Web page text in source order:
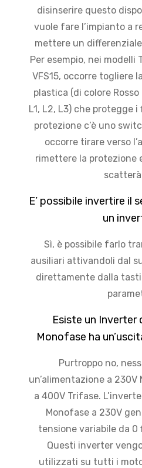
disinserire questo
vuole fare l’impianto a
mettere un
Per esempio, nei modelli
VFS15, occorre togliere
plastica (di colore
L1, L2, L3) che protegge i
protezione c’è uno
occorre tirare verso
rimettere la protezione
E’ possibile invertire il
un
Sì, è possibile farlo
ausiliari attivandoli dal
direttamente dalla
Esiste un Inverter
Monofase ha
Purtroppo no,
un’alimentazione a 230V
a 400V Trifase.
Monofase a 230V
tensione variabile da 0
Questi inverter
utilizzati su tutti i